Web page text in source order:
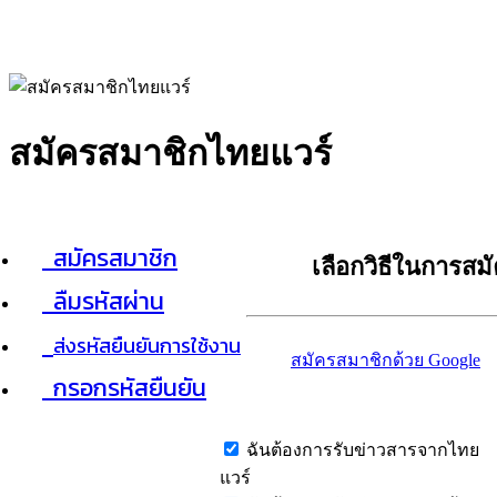
สมัครสมาชิกไทยแวร์
สมัครสมาชิก
ลืมรหัสผ่าน
ส่งรหัสยืนยันการใช้งาน
กรอกรหัสยืนยัน
เลือกวิธีในการส
สมัครสมาชิกด้วย Google
ฉันต้องการรับข่าวสารจากไทย
แวร์